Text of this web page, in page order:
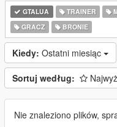
GTALUA TRAINER
GRACZ
BRONIE
Kiedy: Ostatni miesiąc
Sortuj według:
Nie znaleziono plików,